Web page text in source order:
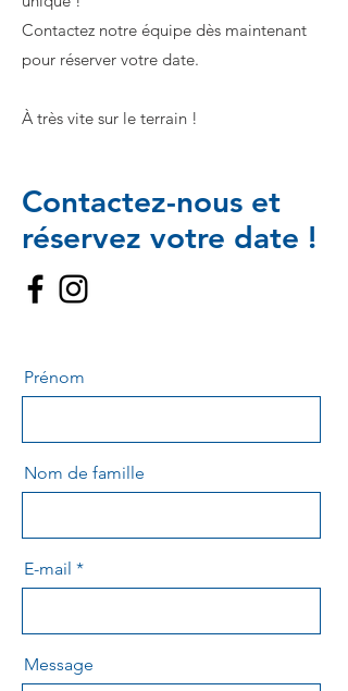
Contactez notre équipe dès maintenant
pour réserver votre date.
À très vite sur le terrain !
Contactez-nous et
réservez votre date !
Prénom
Nom de famille
E-mail
Message